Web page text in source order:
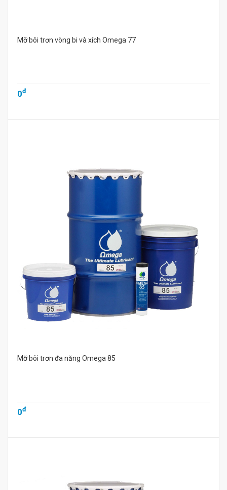
Mỡ bôi trơn vòng bi và xích Omega 77
0đ
Mỡ bôi trơn đa năng Omega 85
0đ